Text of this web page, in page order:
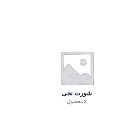
شورت نخی
2 محصول